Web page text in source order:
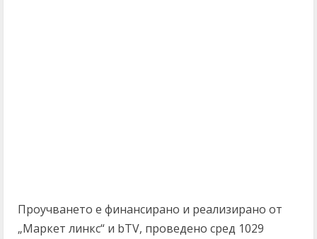
Проучването е финансирано и реализирано от
„Маркет линкс“ и bTV, проведено сред 1029